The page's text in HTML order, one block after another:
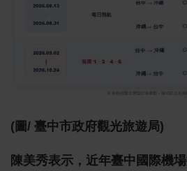
(圖/ 臺中市政府觀光旅遊局)
陳美秀表示，近年臺中國際機